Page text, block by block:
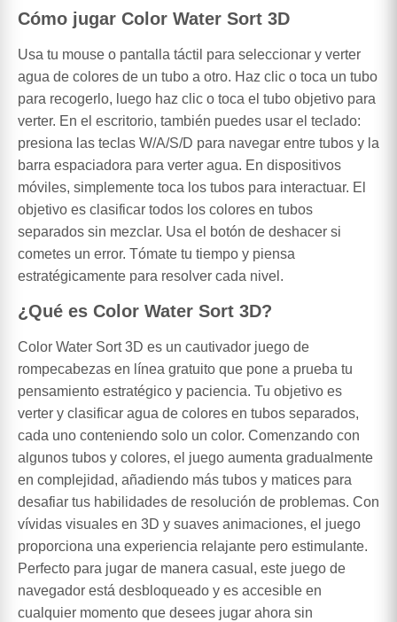
Cómo jugar Color Water Sort 3D
Usa tu mouse o pantalla táctil para seleccionar y verter
agua de colores de un tubo a otro. Haz clic o toca un tubo
para recogerlo, luego haz clic o toca el tubo objetivo para
verter. En el escritorio, también puedes usar el teclado:
presiona las teclas W/A/S/D para navegar entre tubos y la
barra espaciadora para verter agua. En dispositivos
móviles, simplemente toca los tubos para interactuar. El
objetivo es clasificar todos los colores en tubos
separados sin mezclar. Usa el botón de deshacer si
cometes un error. Tómate tu tiempo y piensa
estratégicamente para resolver cada nivel.
¿Qué es Color Water Sort 3D?
Color Water Sort 3D es un cautivador juego de
rompecabezas en línea gratuito que pone a prueba tu
pensamiento estratégico y paciencia. Tu objetivo es
verter y clasificar agua de colores en tubos separados,
cada uno conteniendo solo un color. Comenzando con
algunos tubos y colores, el juego aumenta gradualmente
en complejidad, añadiendo más tubos y matices para
desafiar tus habilidades de resolución de problemas. Con
vívidas visuales en 3D y suaves animaciones, el juego
proporciona una experiencia relajante pero estimulante.
Perfecto para jugar de manera casual, este juego de
navegador está desbloqueado y es accesible en
cualquier momento que desees jugar ahora sin